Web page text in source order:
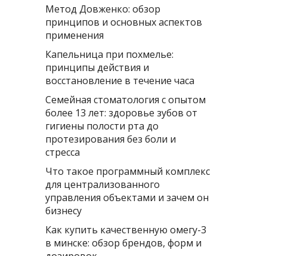
Метод Довженко: обзор
принципов и основных аспектов
применения
Капельница при похмелье:
принципы действия и
восстановление в течение часа
Семейная стоматология с опытом
более 13 лет: здоровье зубов от
гигиены полости рта до
протезирования без боли и
стресса
Что такое программный комплекс
для централизованного
управления объектами и зачем он
бизнесу
Как купить качественную омегу-3
в минске: обзор брендов, форм и